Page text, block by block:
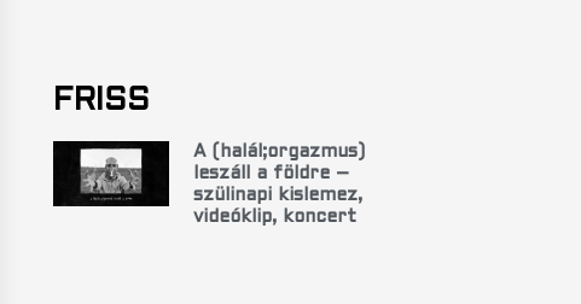
FRISS
A (halál;orgazmus)
leszáll a földre –
szülinapi kislemez,
videóklip, koncert